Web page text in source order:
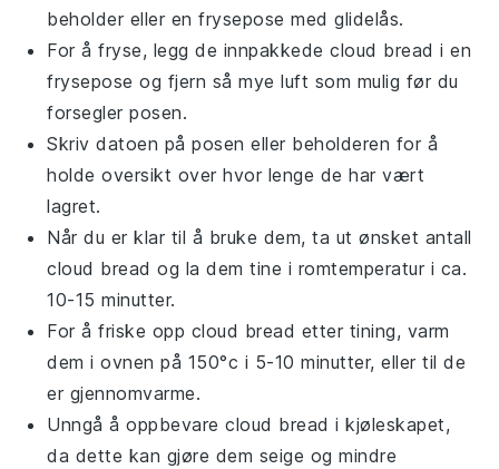
beholder eller en frysepose med glidelås.
For å fryse, legg de innpakkedecloud bread i en
frysepose og fjern så mye luft som mulig før du
forsegler posen.
Skriv datoen på posen eller beholderen for å
holde oversikt over hvor lenge de har vært
lagret.
Når du er klar til å bruke dem, ta ut ønsket antall
cloud bread og la dem tine i romtemperatur i ca.
10-15 minutter.
For å friske opp cloud bread etter tining, varm
dem i ovnen på 150°c i 5-10 minutter, eller til de
er gjennomvarme.
Unngå å oppbevarecloud bread i kjøleskapet,
da dette kan gjøre dem seige og mindre